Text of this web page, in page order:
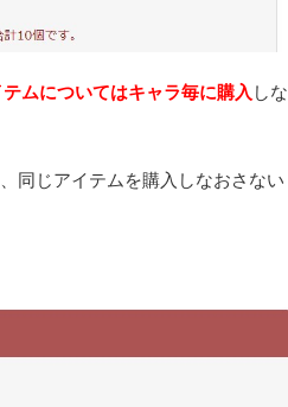
ムについてはキャラ毎に購入 しな
同じアイテムを購入しなおさない